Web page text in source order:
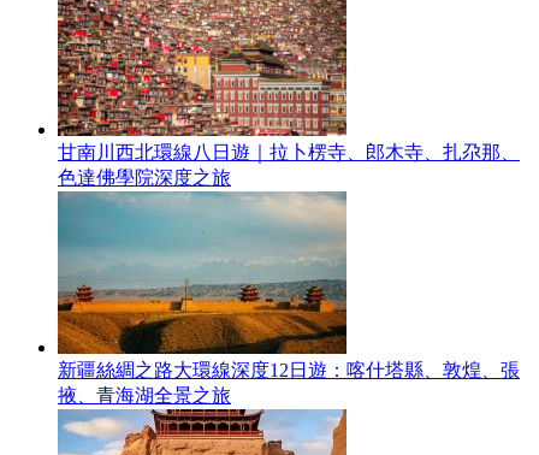
甘南川西北環線八日遊｜拉卜楞寺、郎木寺、扎尕那、
色達佛學院深度之旅
新疆絲綢之路大環線深度12日遊：喀什塔縣、敦煌、張
掖、青海湖全景之旅